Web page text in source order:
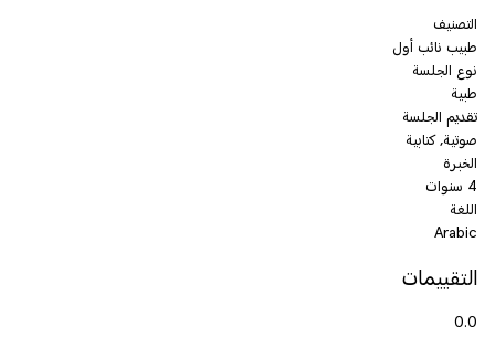
التصنيف
طبيب نائب أول
نوع الجلسة
طبية
تقديم الجلسة
صوتية, كتابية
الخبرة
4 سنوات
اللغة
Arabic
التقييمات
0.0